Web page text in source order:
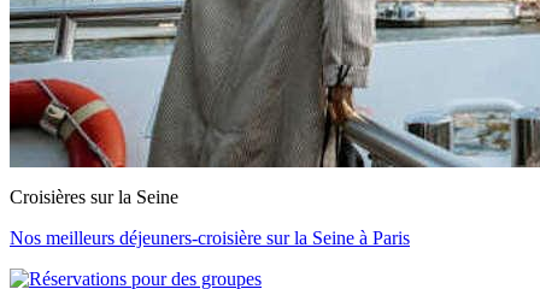
Croisières sur la Seine
Nos meilleurs déjeuners-croisière sur la Seine à Paris